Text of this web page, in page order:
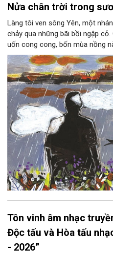
Nửa chân trời trong
Làng tôi ven sông Yên, một
chảy qua những bãi bồi ngập
uốn cong cong, bốn mùa nồng
hoàng hôn, khi nắng đã dịu
lại thẫm màu như có ai vừa rắc
Tôn vinh âm nhạc
Độc tấu và Hòa tấu
- 2026”